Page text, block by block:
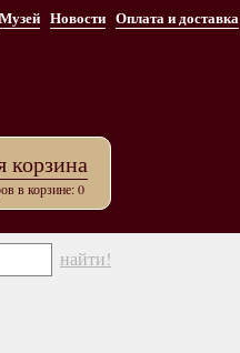
Музей Новости Оплата и доставка
корзина
в корзине: 0
найти!